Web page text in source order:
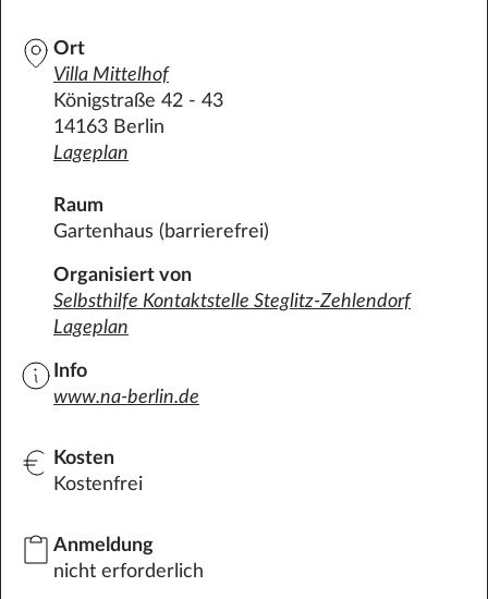
Ort
Villa Mittelhof
Königstraße 42 - 43
14163 Berlin
Lageplan
Raum
Gartenhaus (barrierefrei)
Organisiert von
Selbsthilfe Kontaktstelle Steglitz-Zehlendorf
Lageplan
Info
www.na-berlin.de
Kosten
Kostenfrei
Anmeldung
nicht erforderlich